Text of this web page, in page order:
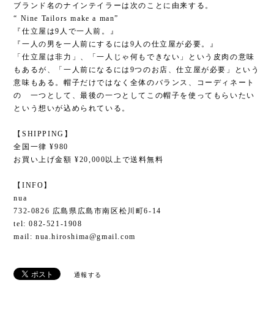
ブランド名のナインテイラーは次のことに由来する。
“ Nine Tailors make a man”
『仕立屋は9人で一人前。』
『一人の男を一人前にするには9人の仕立屋が必要。』
「仕立屋は非力」、「一人じゃ何もできない」という皮肉の意味
もあるが、「一人前になるには9つのお店、仕立屋が必要」という
意味もある。帽子だけではなく全体のバランス、コーディネート
の 一つとして、最後の一つとしてこの帽子を使ってもらいたい
という想いが込められている。
【SHIPPING】
全国一律 ¥980
お買い上げ金額 ¥20,000以上で送料無料
【INFO】
nua
732-0826 広島県広島市南区松川町6-14
tel: 082-521-1908
mail: nua.hiroshima@gmail.com
通報する